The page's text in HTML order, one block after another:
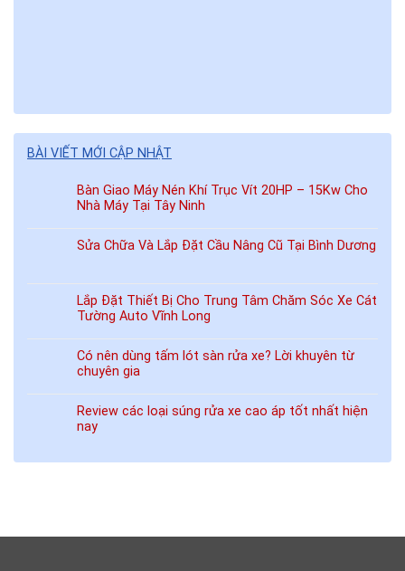
BÀI VIẾT MỚI CẬP NHẬT
Bàn Giao Máy Nén Khí Trục Vít 20HP – 15Kw Cho
Nhà Máy Tại Tây Ninh
Sửa Chữa Và Lắp Đặt Cầu Nâng Cũ Tại Bình Dương
Lắp Đặt Thiết Bị Cho Trung Tâm Chăm Sóc Xe Cát
Tường Auto Vĩnh Long
Có nên dùng tấm lót sàn rửa xe? Lời khuyên từ
chuyên gia
Review các loại súng rửa xe cao áp tốt nhất hiện
nay